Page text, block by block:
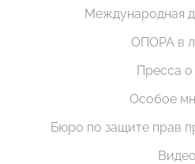
Международная
ОПОРА в
Пресса о
Особое
Бюро по защите прав
Видео